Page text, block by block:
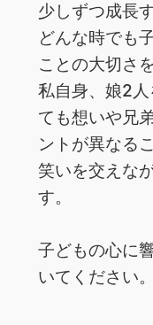
少しずつ成長
どんな時でも
ことの大切さ
私自身、娘2
ても想いや兄
ントが異なる
笑いを交えな
す。
子どもの心に
いてください。